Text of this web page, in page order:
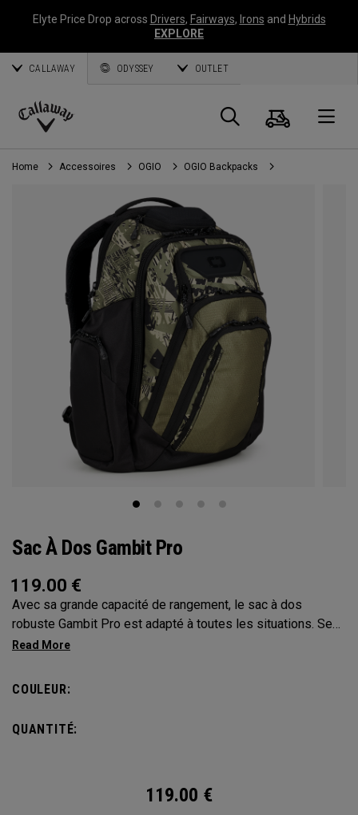
Elyte Price Drop across Drivers, Fairways, Irons and Hybrids
EXPLORE
CALLAWAY ODYSSEY OUTLET
Callaway
Golf
Panier
Home Accessoires OGIO OGIO Backpacks
Sac À Dos Gambit Pro
119.00 €
Avec sa grande capacité de rangement, le sac à dos
robuste Gambit Pro est adapté à toutes les situations. Ses
compartiments et poches disposés de manière stratégique
importantes à portée de main.
COULEUR:
QUANTITÉ:
119.00 €